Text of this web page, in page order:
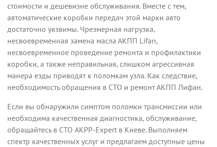
стоимости и дешевизне обслуживания. Вместе с тем,
автоматические коробки передач этой марки авто
достаточно уязвимы. Чрезмерная нагрузка,
несвоевременная замена масла АКПП Lifan,
несвоевременное проведение ремонта и профилактики
коробки, а также неправильная, слишком агрессивная
манера езды приводят к поломкам узла. Как следствие,
необходимость обращения в СТО и ремонт АКПП Лифан.
Если вы обнаружили симптом поломки трансмиссии или
необходима качественная диагностика, обслуживание,
обращайтесь в СТО AKPP-Expert в Киеве. Выполняем
спектр качественных услуг и предлагаем доступные цены